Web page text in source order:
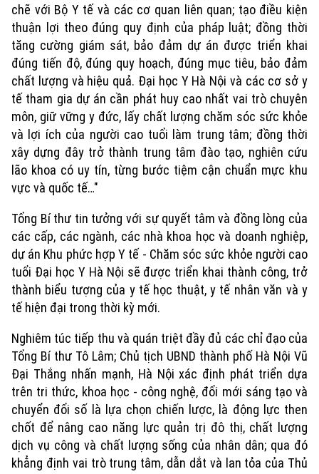
Chuyên mục
Thời sự
Hà Nội
Hà Nội
chẽ với Bộ Y tế và các cơ quan liên quan; tạo điều kiện
thuận lợi theo đúng quy định của pháp luật; đồng thời
tăng cường giám sát, bảo đảm dự án được triển khai
đúng tiến độ, đúng quy hoạch, đúng mục tiêu, bảo đảm
chất lượng và hiệu quả. Đại học Y Hà Nội và các cơ sở y
tế tham gia dự án cần phát huy cao nhất vai trò chuyên
môn, giữ vững y đức, lấy chất lượng chăm sóc sức khỏe
và lợi ích của người cao tuổi làm trung tâm; đồng thời
xây dựng đây trở thành trung tâm đào tạo, nghiên cứu
lão khoa có uy tín, từng bước tiệm cận chuẩn mực khu
vực và quốc tế…"
Tổng Bí thư tin tưởng với sự quyết tâm và đồng lòng của
các cấp, các ngành, các nhà khoa học và doanh nghiệp,
dự án Khu phức hợp Y tế - Chăm sóc sức khỏe người cao
tuổi Đại học Y Hà Nội sẽ được triển khai thành công, trở
thành biểu tượng của y tế học thuật, y tế nhân văn và y
tế hiện đại trong thời kỳ mới.
Nghiêm túc tiếp thu và quán triệt đầy đủ các chỉ đạo của
Tổng Bí thư Tô Lâm; Chủ tịch UBND thành phố Hà Nội Vũ
Đại Thắng nhấn mạnh, Hà Nội xác định phát triển dựa
trên tri thức, khoa học - công nghệ, đổi mới sáng tạo và
chuyển đổi số là lựa chọn chiến lược, là động lực then
chốt để nâng cao năng lực quản trị đô thị, chất lượng
dịch vụ công và chất lượng sống của nhân dân; qua đó
khẳng định vai trò trung tâm, dẫn dắt và lan tỏa của Thủ